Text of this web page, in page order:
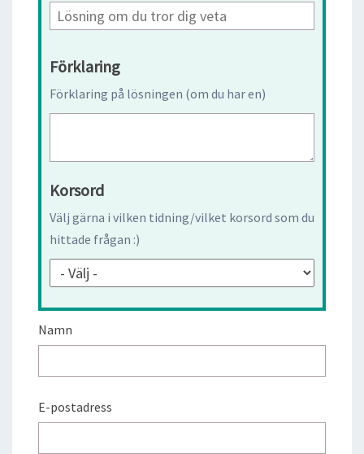
Förklaring
Förklaring på lösningen (om du har en)
Korsord
Välj gärna i vilken tidning/vilket korsord som du
hittade frågan :)
Namn
E-postadress